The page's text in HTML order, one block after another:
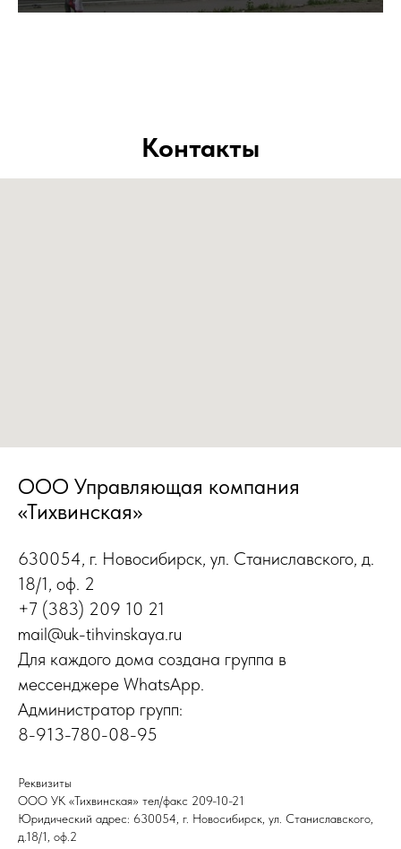
Контакты
ООО Управляющая компания
«Тихвинская»
630054, г. Новосибирск, ул. Станиславского, д.
18/1, оф. 2
+7 (383) 209 10 21
mail@uk-tihvinskaya.ru
Для каждого дома создана группа в
мессенджере WhatsApp.
Администратор групп:
8-913-780-08-95
Реквизиты
ООО УК «Тихвинская» тел/факс 209-10-21
Юридический адрес: 630054, г. Новосибирск, ул. Станиславского,
д.18/1, оф.2